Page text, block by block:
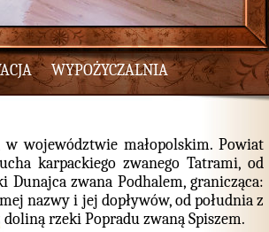
WYPOŻYCZALNIA
województwie małopolskim. Powiat
karpackiego zwanego Tatrami, od
Dunajca zwana Podhalem, granicząca:
nazwy i jej dopływów, od południa z
rzeki Popradu zwaną Spiszem.